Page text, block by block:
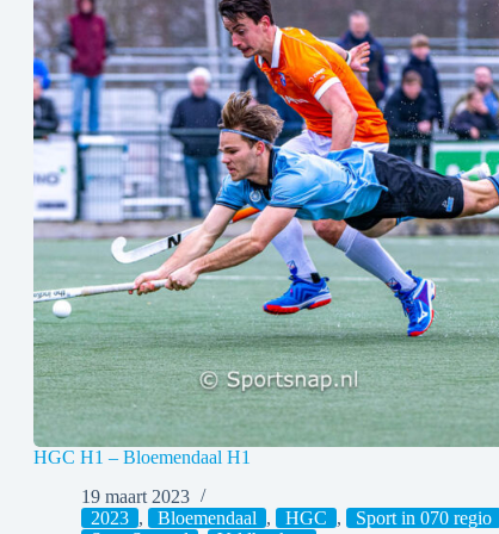
HGC H1 – Bloemendaal H1
19 maart 2023
2023 , Bloemendaal , HGC , Sport in 070 regio